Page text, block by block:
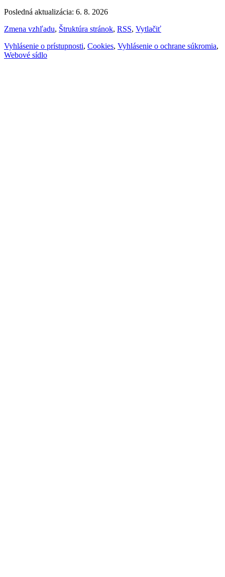
Posledná aktualizácia: 6. 8. 2026
Zmena vzhľadu, Štruktúra stránok, RSS, Vytlačiť
Vyhlásenie o prístupnosti, Cookies, Vyhlásenie o ochrane súkromia,
Webové sídlo